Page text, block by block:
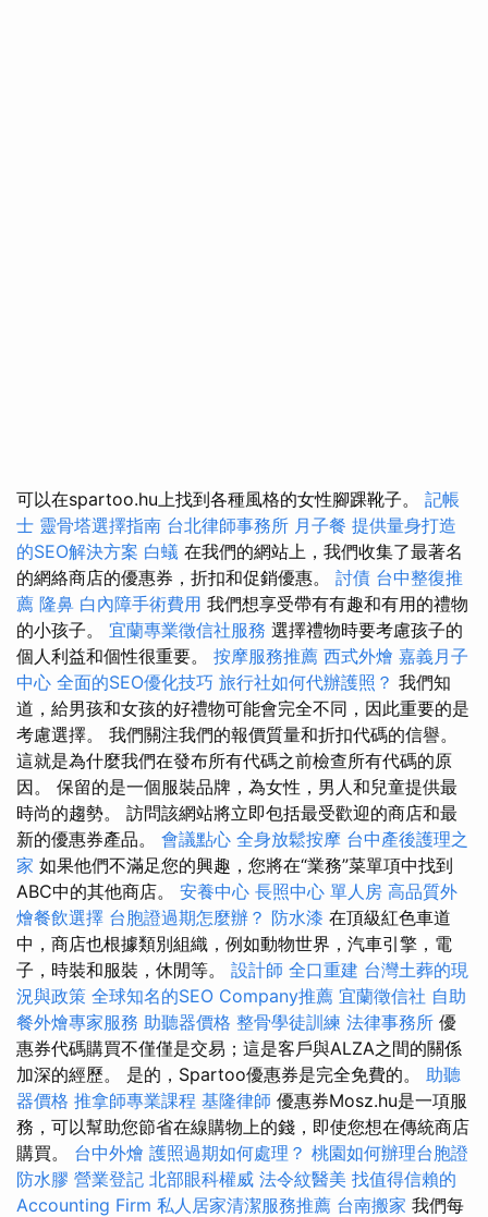
可以在spartoo.hu上找到各種風格的女性腳踝靴子。 記帳
士 靈骨塔選擇指南 台北律師事務所 月子餐 提供量身打造
的SEO解決方案 白蟻 在我們的網站上，我們收集了最著名
的網絡商店的優惠券，折扣和促銷優惠。 討債 台中整復推
薦 隆鼻 白內障手術費用 我們想享受帶有有趣和有用的禮物
的小孩子。 宜蘭專業徵信社服務 選擇禮物時要考慮孩子的
個人利益和個性很重要。 按摩服務推薦 西式外燴 嘉義月子
中心 全面的SEO優化技巧 旅行社如何代辦護照？ 我們知
道，給男孩和女孩的好禮物可能會完全不同，因此重要的是
考慮選擇。 我們關注我們的報價質量和折扣代碼的信譽。
這就是為什麼我們在發布所有代碼之前檢查所有代碼的原
因。 保留的是一個服裝品牌，為女性，男人和兒童提供最
時尚的趨勢。 訪問該網站將立即包括最受歡迎的商店和最
新的優惠券產品。 會議點心 全身放鬆按摩 台中產後護理之
家 如果他們不滿足您的興趣，您將在“業務”菜單項中找到
ABC中的其他商店。 安養中心 長照中心 單人房 高品質外
燴餐飲選擇 台胞證過期怎麼辦？ 防水漆 在頂級紅色車道
中，商店也根據類別組織，例如動物世界，汽車引擎，電
子，時裝和服裝，休閒等。 設計師 全口重建 台灣土葬的現
況與政策 全球知名的SEO Company推薦 宜蘭徵信社 自助
餐外燴專家服務 助聽器價格 整骨學徒訓練 法律事務所 優
惠券代碼購買不僅僅是交易；這是客戶與ALZA之間的關係
加深的經歷。 是的，Spartoo優惠券是完全免費的。 助聽
器價格 推拿師專業課程 基隆律師 優惠券Mosz.hu是一項服
務，可以幫助您節省在線購物上的錢，即使您想在傳統商店
購買。 台中外燴 護照過期如何處理？ 桃園如何辦理台胞證
防水膠 營業登記 北部眼科權威 法令紋醫美 找值得信賴的
Accounting Firm 私人居家清潔服務推薦 台南搬家 我們每